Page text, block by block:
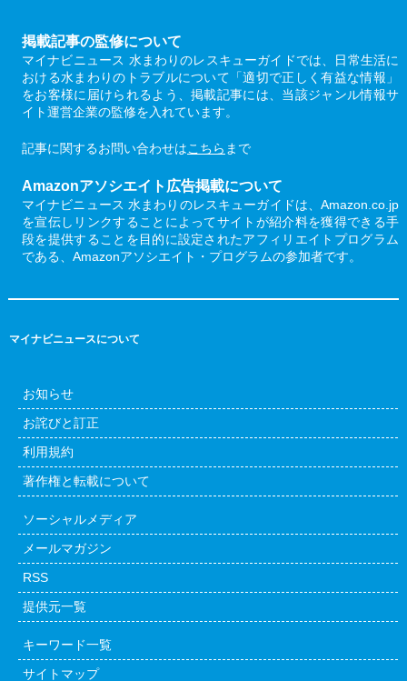
掲載記事の監修について
マイナビニュース 水まわりのレスキューガイドでは、日常生活に
おける水まわりのトラブルについて「適切で正しく有益な情報」
をお客様に届けられるよう、掲載記事には、当該ジャンル情報サ
イト運営企業の監修を入れています。
記事に関するお問い合わせはこちら まで
Amazonアソシエイト広告掲載について
マイナビニュース 水まわりのレスキューガイドは、Amazon.co.jp
を宣伝しリンクすることによってサイトが紹介料を獲得できる手
段を提供することを目的に設定されたアフィリエイトプログラム
である、Amazonアソシエイト・プログラムの参加者です。
マイナビニュースについて
お知らせ
お詫びと訂正
利用規約
著作権と転載について
ソーシャルメディア
メールマガジン
RSS
提供元一覧
キーワード一覧
サイトマップ